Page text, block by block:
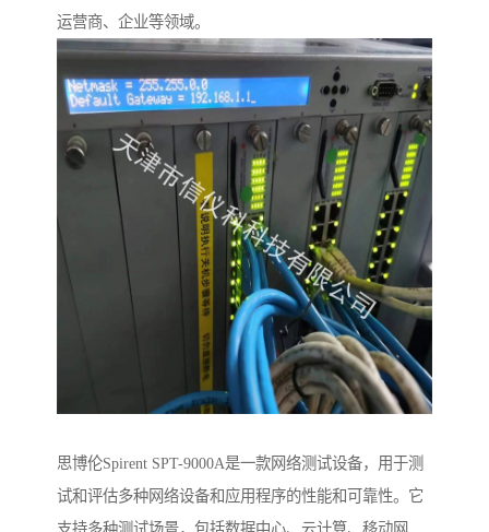
运营商、企业等领域。
思博伦Spirent SPT-9000A是一款网络测试设备，用于测
试和评估多种网络设备和应用程序的性能和可靠性。它